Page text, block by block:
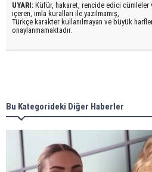
UYARI: Küfür, hakaret, rencide edici cümleler
içeren, imla kuralları ile yazılmamış,
Türkçe karakter kullanılmayan ve büyük
onaylanmamaktadır.
Bu Kategorideki Diğer Haberler